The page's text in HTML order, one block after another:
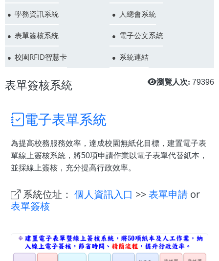
學務資訊系統 人總會系統
表單簽核系統 電子公文系統
校園RFID智慧卡 系統連結
瀏覽人次: 79396
表單簽核系統
電子表單系統
為提高校務服務效率，達成校園無紙化目標，建置電子表
單線上簽核系統，將50項申請作業以電子表單代替紙本，
並採線上簽核，充分提高行政效率。
系統位址： 個人資訊入口 >>表單申請 or
表單簽核